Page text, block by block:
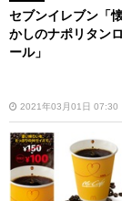
セブンイレブン「
かしのナポリタンロ
ール」
2021年03月01日 07:30